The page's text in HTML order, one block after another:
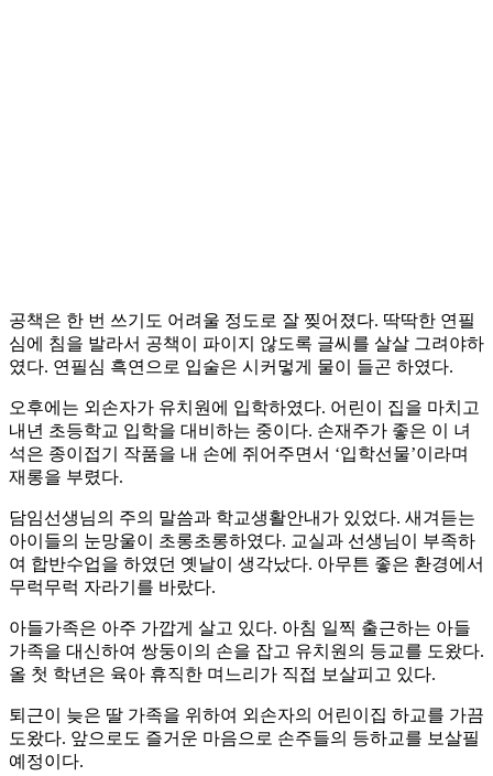
공책은 한 번 쓰기도 어려울 정도로 잘 찢어졌다. 딱딱한 연필
심에 침을 발라서 공책이 파이지 않도록 글씨를 살살 그려야하
였다. 연필심 흑연으로 입술은 시커멓게 물이 들곤 하였다.
오후에는 외손자가 유치원에 입학하였다. 어린이 집을 마치고
내년 초등학교 입학을 대비하는 중이다. 손재주가 좋은 이 녀
석은 종이접기 작품을 내 손에 쥐어주면서 ‘입학선물’이라며
재롱을 부렸다.
담임선생님의 주의 말씀과 학교생활안내가 있었다. 새겨듣는
아이들의 눈망울이 초롱초롱하였다. 교실과 선생님이 부족하
여 합반수업을 하였던 옛날이 생각났다. 아무튼 좋은 환경에서
무럭무럭 자라기를 바랐다.
아들가족은 아주 가깝게 살고 있다. 아침 일찍 출근하는 아들
가족을 대신하여 쌍둥이의 손을 잡고 유치원의 등교를 도왔다.
올 첫 학년은 육아 휴직한 며느리가 직접 보살피고 있다.
퇴근이 늦은 딸 가족을 위하여 외손자의 어린이집 하교를 가끔
도왔다. 앞으로도 즐거운 마음으로 손주들의 등하교를 보살필
예정이다.